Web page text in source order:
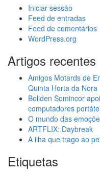
Iniciar sessão
Feed de entradas
Feed de comentários
WordPress.org
Artigos recentes
Amigos Motards de
Quinta Horta da Nora
Boliden Somincor
computadores
O mundo das
ARTFLIX: Daybreak
A ilha que trago ao
Etiquetas